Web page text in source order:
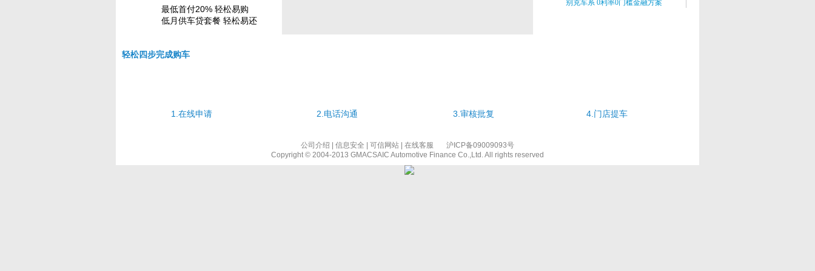
最低首付20% 轻松易购
低月供车贷套餐 轻松易还
轻松四步完成购车
1.在线申请 2.电话沟通 3.审核批复 4.门店提车
公司介绍 信息安全 可信网站 在线客服
沪ICP备09009093号
Copyright © 2004-2013 GMACSAIC Automotive Finance Co.,Ltd. All rights reserved